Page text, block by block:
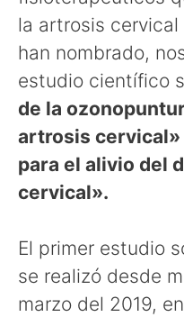
la artrosis
han nombrado,
estudio científico
de la
artrosis cervical»
para el alivio del
cervical».
El primer estudio
se realizó desde
marzo del 2019,